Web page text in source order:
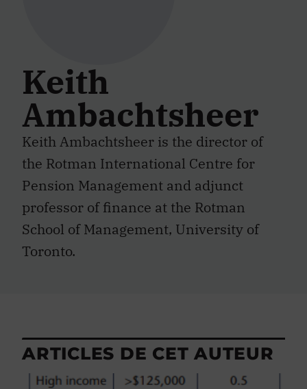
Keith
Ambachtsheer
Keith Ambachtsheer is the director of
the Rotman International Centre for
Pension Management and adjunct
professor of finance at the Rotman
School of Management, University of
Toronto.
ARTICLES DE CET AUTEUR